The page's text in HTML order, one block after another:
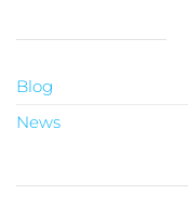
Blog
News